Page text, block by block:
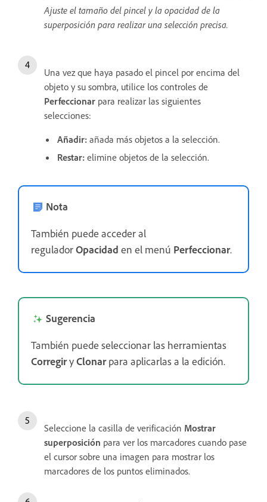
Ajuste el tamaño del pincel y la opacidad de la
superposición para realizar una selección precisa.
Una vez que haya pasado el pincel por encima del
objeto y su sombra, utilice los controles de
Perfeccionar para realizar las siguientes
selecciones:
Añadir: añada más objetos a la selección.
Restar: elimine objetos de la selección.
Nota
También puede acceder al
reguladorOpacidad en el menú Perfeccionar.
Sugerencia
También puede seleccionar las herramientas
CorregiryClonarpara aplicarlas a la edición.
Seleccione la casilla de verificación Mostrar
superposición para ver los marcadores cuando pase
el cursor sobre una imagen para mostrar los
marcadores de los puntos eliminados.